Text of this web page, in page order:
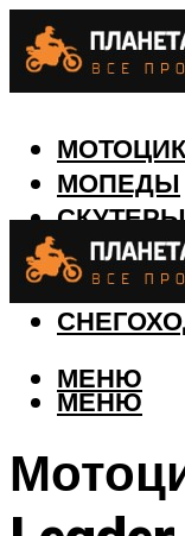
МОПЕДЫ
СКУТЕРЫ
ЛОДКИ
МЕНЮ
МЕНЮ